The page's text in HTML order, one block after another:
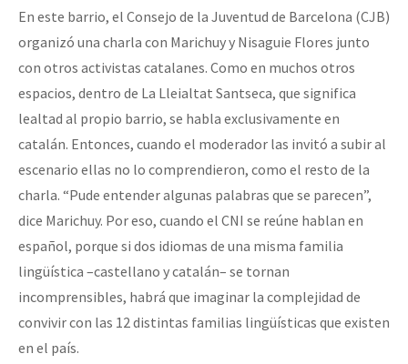
En este barrio, el Consejo de la Juventud de Barcelona (CJB)
organizó una charla con Marichuy y Nisaguie Flores junto
con otros activistas catalanes. Como en muchos otros
espacios, dentro de La Lleialtat Santseca, que significa
lealtad al propio barrio, se habla exclusivamente en
catalán. Entonces, cuando el moderador las invitó a subir al
escenario ellas no lo comprendieron, como el resto de la
charla. “Pude entender algunas palabras que se parecen”,
dice Marichuy. Por eso, cuando el CNI se reúne hablan en
español, porque si dos idiomas de una misma familia
lingüística –castellano y catalán– se tornan
incomprensibles, habrá que imaginar la complejidad de
convivir con las 12 distintas familias lingüísticas que existen
en el país.